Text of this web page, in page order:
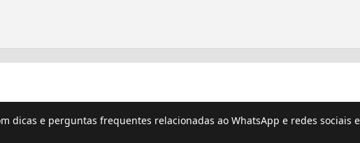
dicas e perguntas frequentes relacionadas ao WhatsApp e redes sociais e